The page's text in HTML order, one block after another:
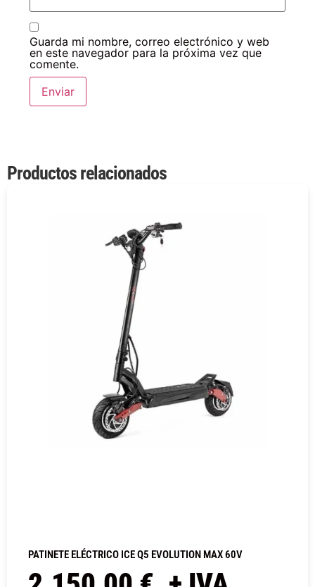
Guarda mi nombre, correo electrónico y web
en este navegador para la próxima vez que
comente.
Productos relacionados
PATINETE ELÉCTRICO ICE Q5 EVOLUTION MAX 60V